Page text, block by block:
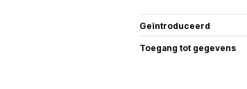
Geïntroduceerd
Toegang tot gegevens